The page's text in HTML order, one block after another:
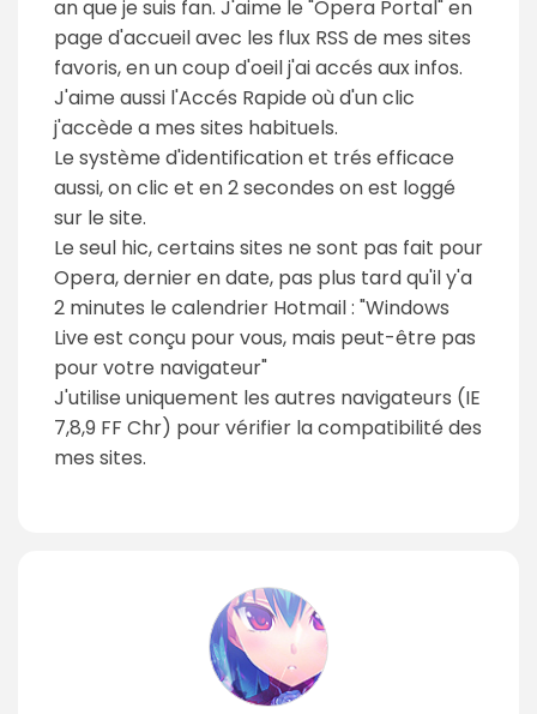
an que je suis fan. J'aime le "Opera Portal" en
page d'accueil avec les flux RSS de mes sites
favoris, en un coup d'oeil j'ai accés aux infos.
J'aime aussi l'Accés Rapide où d'un clic
j'accède a mes sites habituels.
Le système d'identification et trés efficace
aussi, on clic et en 2 secondes on est loggé
sur le site.
Le seul hic, certains sites ne sont pas fait pour
Opera, dernier en date, pas plus tard qu'il y'a
2 minutes le calendrier Hotmail : "Windows
Live est conçu pour vous, mais peut-être pas
pour votre navigateur"
J'utilise uniquement les autres navigateurs (IE
7,8,9 FF Chr) pour vérifier la compatibilité des
mes sites.